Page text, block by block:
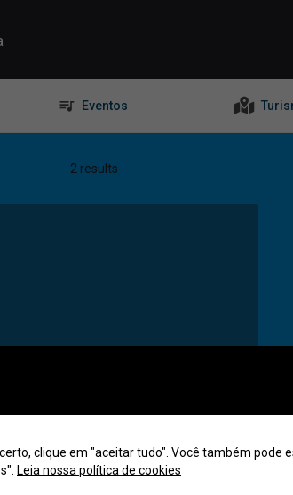
Eventos
2 results
clique em "aceitar tudo". Você também pode
Leia nossa política de cookies